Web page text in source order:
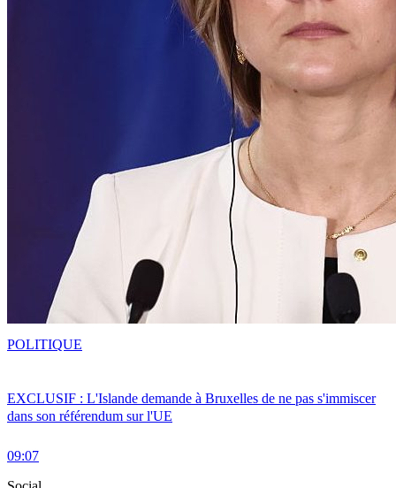
EXCLUSIF : L'Islande demande à Bruxelles de ne pas s'immiscer
dans son référendum sur l'UE
09:07
POLITIQUE